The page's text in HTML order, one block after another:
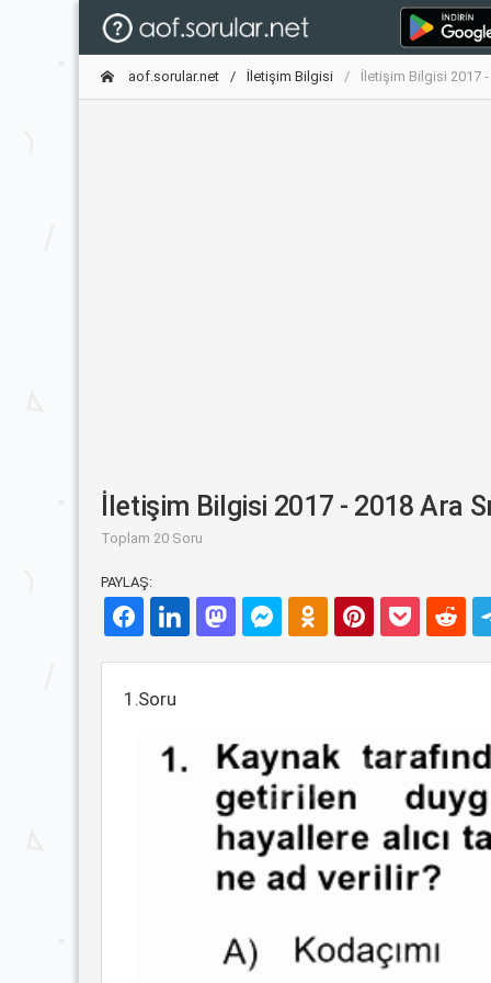
aof.sorular.net İletişim Bilgisi İletişim Bilgisi 2017 -
İletişim Bilgisi 2017 - 2018 Ara
Toplam 20 Soru
PAYLAŞ:
1.Soru